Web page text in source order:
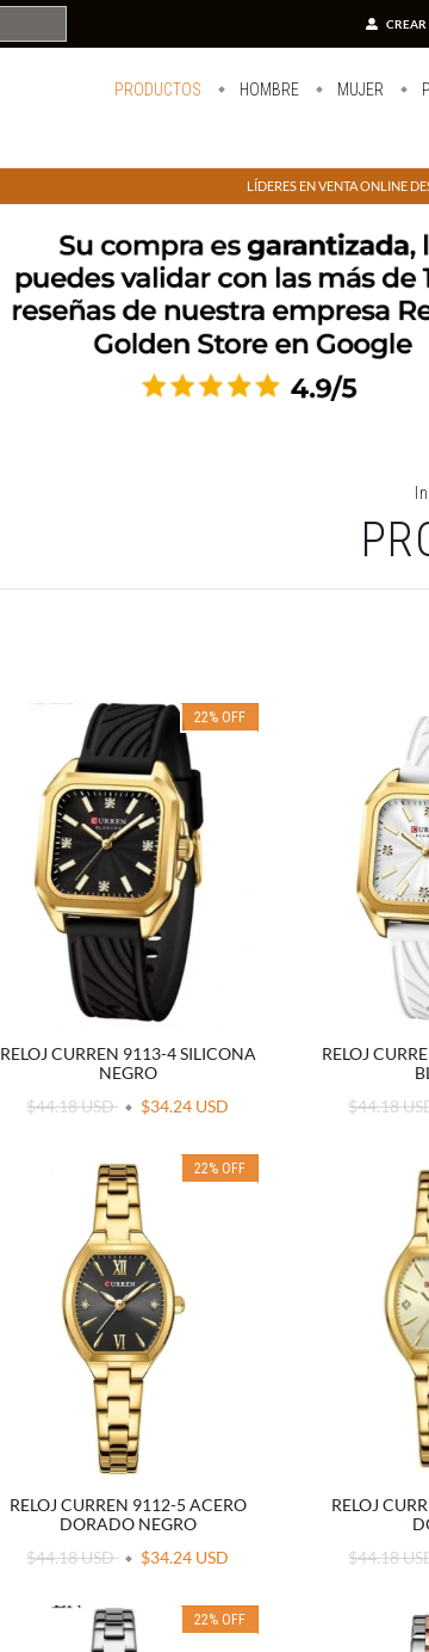
PRODUCTOS HOMBRE MUJER
LÍDERES EN VENTA ONLINE
22% OFF
RELOJ CURREN 9113-4 SILICONA
NEGRO
$44.18 USD
$34.24 USD
RELOJ
$44.18
22% OFF
RELOJ CURREN 9112-5 ACERO
DORADO NEGRO
$44.18 USD
$34.24 USD
RELOJ
$44.18
22% OFF